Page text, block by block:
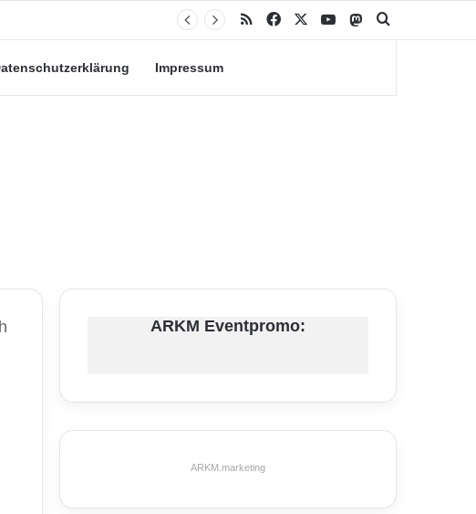
RSS Facebook YouTubeMastodon
Impressum
ARKM Eventpromo:
ARKM.marketing